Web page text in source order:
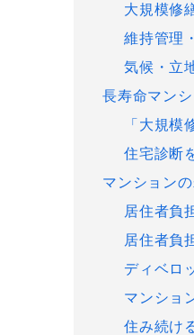
大規模修
維持管理
気候・立
長寿命マン
「大規
住宅診断
マンション
居住者負
居住者負
ディベロ
マンショ
住み続け